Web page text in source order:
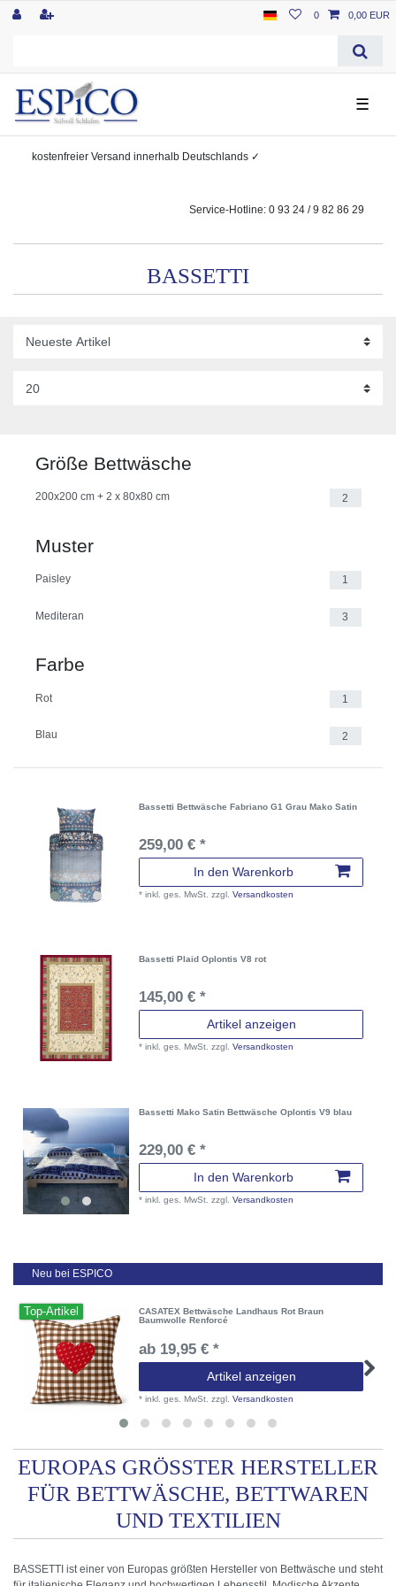
0 0,00 EUR
☰
kostenfreier Versand innerhalb Deutschlands ✓
Service-Hotline: 0 93 24 / 9 82 86 29
BASSETTI
Größe Bettwäsche
200x200 cm + 2 x 80x80 cm 2
Muster
Paisley 1
Mediteran 3
Farbe
Rot 1
Blau 2
Bassetti Bettwäsche Fabriano G1 Grau Mako Satin
259,00 € *
In den Warenkorb
*inkl. ges. MwSt. zzgl.Versandkosten
Bassetti Plaid Oplontis V8 rot
145,00 € *
Artikel anzeigen
*inkl. ges. MwSt. zzgl.Versandkosten
Bassetti Mako Satin Bettwäsche Oplontis V9 blau
229,00 € *
In den Warenkorb
*inkl. ges. MwSt. zzgl.Versandkosten
Neu bei ESPICO
Top-Artikel
CASATEX Bettwäsche Landhaus Rot Braun
Baumwolle Renforcé
ab 19,95 € *
Artikel anzeigen
*inkl. ges. MwSt. zzgl.Versandkosten
EUROPAS GRÖSSTER HERSTELLER F
ÜR BETTWÄSCHE, BETTWAREN U
ND TEXTILIEN
BASSETTI ist einer von Europas größten Hersteller von Bettwäsche und steht